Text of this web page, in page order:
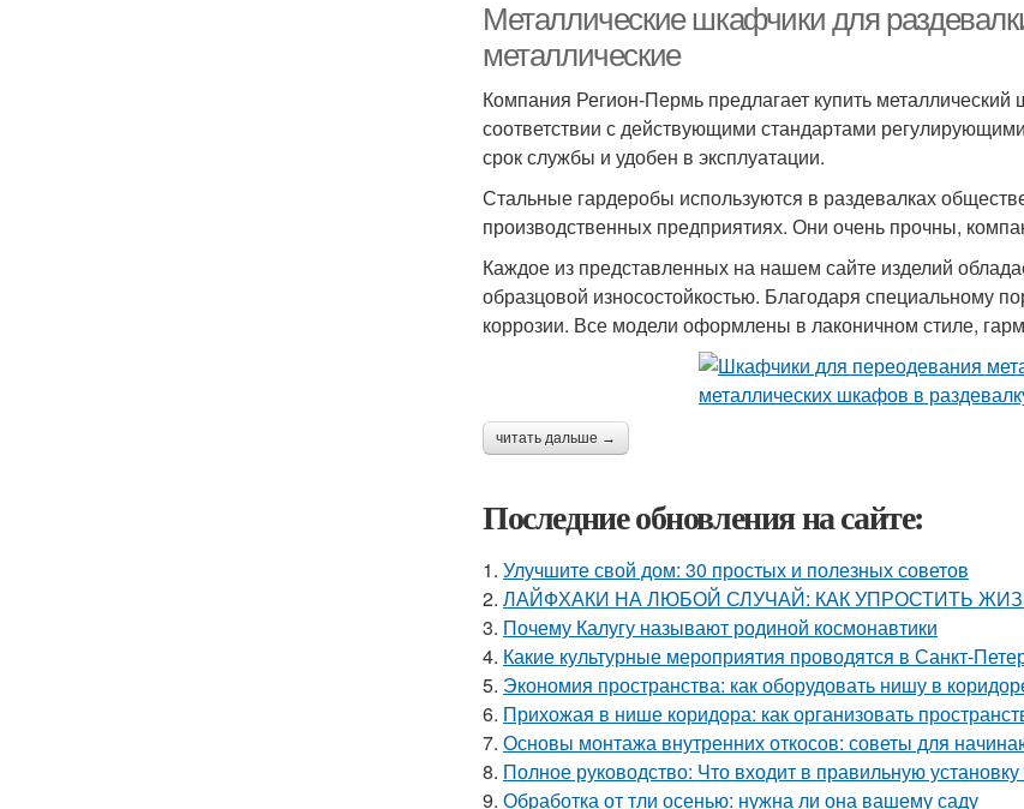
Металлические шкафчики для
металлические
Компания Регион-Пермь предлагает купить
соответствии с действующими стандартами
срок службы и удобен в эксплуатации.
Стальные гардеробы используются в раздевалках
производственных предприятиях. Они очень прочны,
Каждое из представленных на нашем сайте изделий
образцовой износостойкостью. Благодаря специальному
коррозии. Все модели оформлены в лаконичном стиле,
читать дальше →
Последние обновления на сайте:
1. Улучшите свой дом: 30 простых и полезных советов
2. ЛАЙФХАКИ НА ЛЮБОЙ СЛУЧАЙ: КАК УПРОСТИТЬ
3. Почему Калугу называют родиной космонавтики
4. Какие культурные мероприятия проводятся в Санкт-
5. Экономия пространства: как оборудовать нишу в
6. Прихожая в нише коридора: как организовать
7. Основы монтажа внутренних откосов: советы для
8. Полное руководство: Что входит в правильную
9. Обработка от тли осенью: нужна ли она вашему саду